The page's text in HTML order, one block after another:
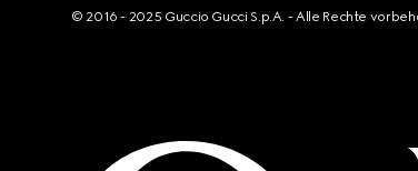
© 2016 - 2025 Guccio Gucci S.p.A. - Alle Rechte